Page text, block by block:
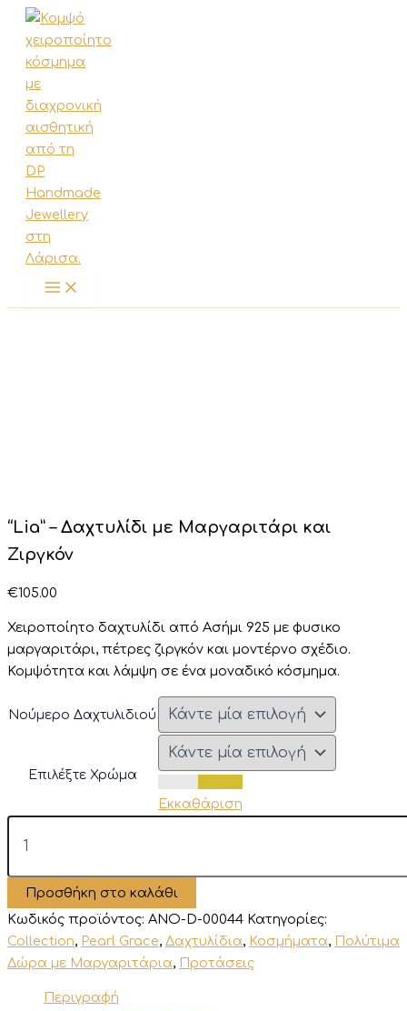
Μετάβαση
στο
περιεχόμενο
“Lia” – Δαχτυλίδι με Μαργαριτάρι και
Ζιργκόν
€105.00
Χειροποίητο δαχτυλίδι από Ασήμι 925 με φυσικο
μαργαριτάρι, πέτρες ζιργκόν και μοντέρνο σχέδιο.
Κομψότητα και λάμψη σε ένα μοναδικό κόσμημα.
Νούμερο Δαχτυλιδιού
Επιλέξτε Χρώμα
Εκκαθάριση
"Lia"
με
Μαργαριτάρι
και
ποσότητα
Προσθήκη στο καλάθι
Κωδικός προϊόντος: ANO-D-00044 Κατηγορίες:
Collection, Pearl Grace, Δαχτυλίδια, Κοσμήματα, Πολύτιμα
Δώρα με Μαργαριτάρια, Προτάσεις
Περιγραφή